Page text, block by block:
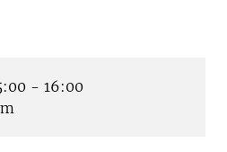
- 16:00